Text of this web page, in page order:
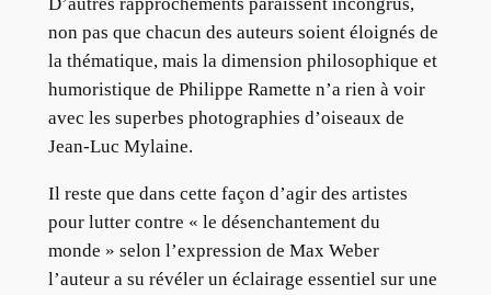
D’autres rapprochements paraissent incongrus,
non pas que chacun des auteurs soient éloignés de
la thématique, mais la dimension philosophique et
humoristique de Philippe Ramette n’a rien à voir
avec les superbes photographies d’oiseaux de
Jean-Luc Mylaine.
Il reste que dans cette façon d’agir des artistes
pour lutter contre « le désenchantement du
monde » selon l’expression de Max Weber
l’auteur a su révéler un éclairage essentiel sur une